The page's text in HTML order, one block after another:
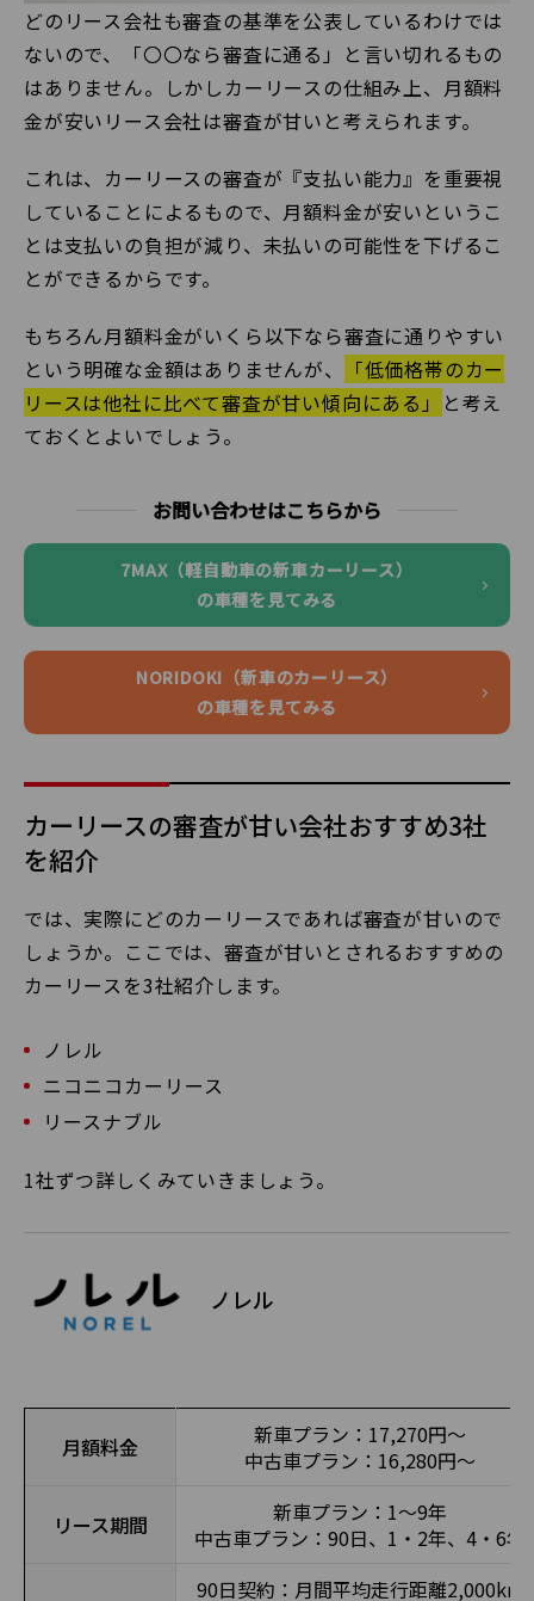
どのリース会社も審査の基準を公表しているわけでは
ないので、「〇〇なら審査に通る」と言い切れるもの
はありません。しかしカーリースの仕組み上、月額料
金が安いリース会社は審査が甘いと考えられます。
これは、カーリースの審査が『支払い能力』を重要視
していることによるもので、月額料金が安いというこ
とは支払いの負担が減り、未払いの可能性を下げるこ
とができるからです。
もちろん月額料金がいくら以下なら審査に通りやすい
という明確な金額はありませんが、
「低価格帯のカー
リースは他社に比べて審査が甘い傾向にある」 と考え
ておくとよいでしょう。
お問い合わせはこちらから
7MAX（軽自動車の新車カーリース）
の車種を見てみる
NORIDOKI（新車のカーリース）
の車種を見てみる
カーリースの審査が甘い会社おすすめ3社
を紹介
では、実際にどのカーリースであれば審査が甘いので
しょうか。ここでは、審査が甘いとされるおすすめの
カーリースを3社紹介します。
ノレル
ニコニコカーリース
リースナブル
1社ずつ詳しくみていきましょう。
ノレル
月額料金
新車プラン：17,270円〜
中古車プラン：16,280円〜
リース期間
新車プラン：1〜9年
中古車プラン：90日、1・2年、4・6年
90日契約：月間平均走行距離2,000km